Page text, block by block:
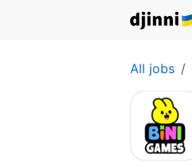
All jobs